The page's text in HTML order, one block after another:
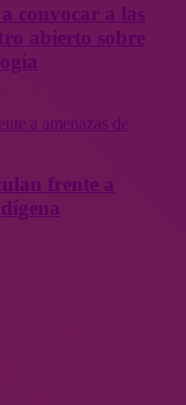
convocar a las
abierto sobre
frente a